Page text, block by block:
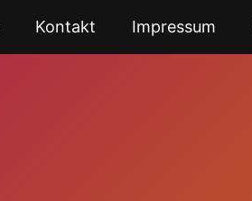
Kontakt Impressum